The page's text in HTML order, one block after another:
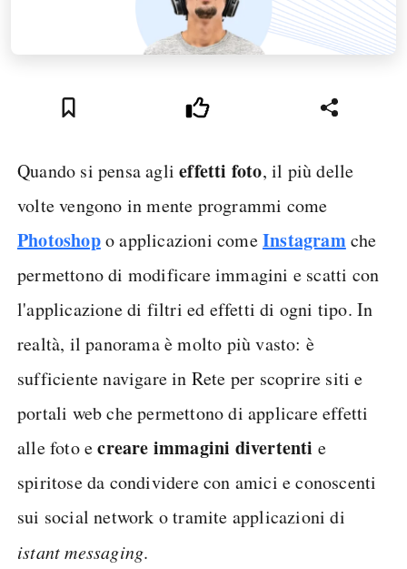
Quando si pensa aglieffetti foto, il più delle
volte vengono in mente programmi come
Photoshopo applicazioni comeInstagramche
permettono di modificare immagini e scatti con
l'applicazione di filtri ed effetti di ogni tipo. In
realtà, il panorama è molto più vasto: è
sufficiente navigare in Rete per scoprire siti e
portali web che permettono di applicare effetti
alle foto ecreare immagini divertenti e
spiritose da condividere con amici e conoscenti
sui social network o tramite applicazioni di
istant messaging.